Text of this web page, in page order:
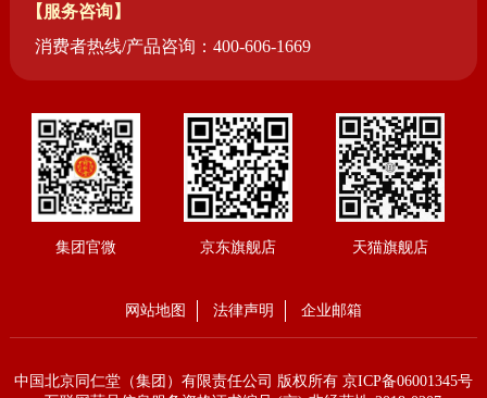
【服务咨询】
消费者热线/产品咨询：400-606-1669
网站地图 法律声明 企业邮箱
中国北京同仁堂（集团）有限责任公司 版权所有 京ICP备06001345号
集团官微 京东旗舰店 天猫旗舰店